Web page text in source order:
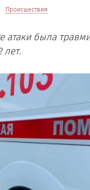
Происшествия
атаки была